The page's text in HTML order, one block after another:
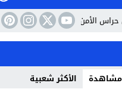
الاستقبال خطوة نحو مستشفى
مشاهدة الأكثر شعبية